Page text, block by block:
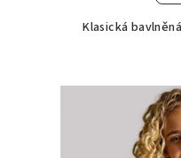
Klasická